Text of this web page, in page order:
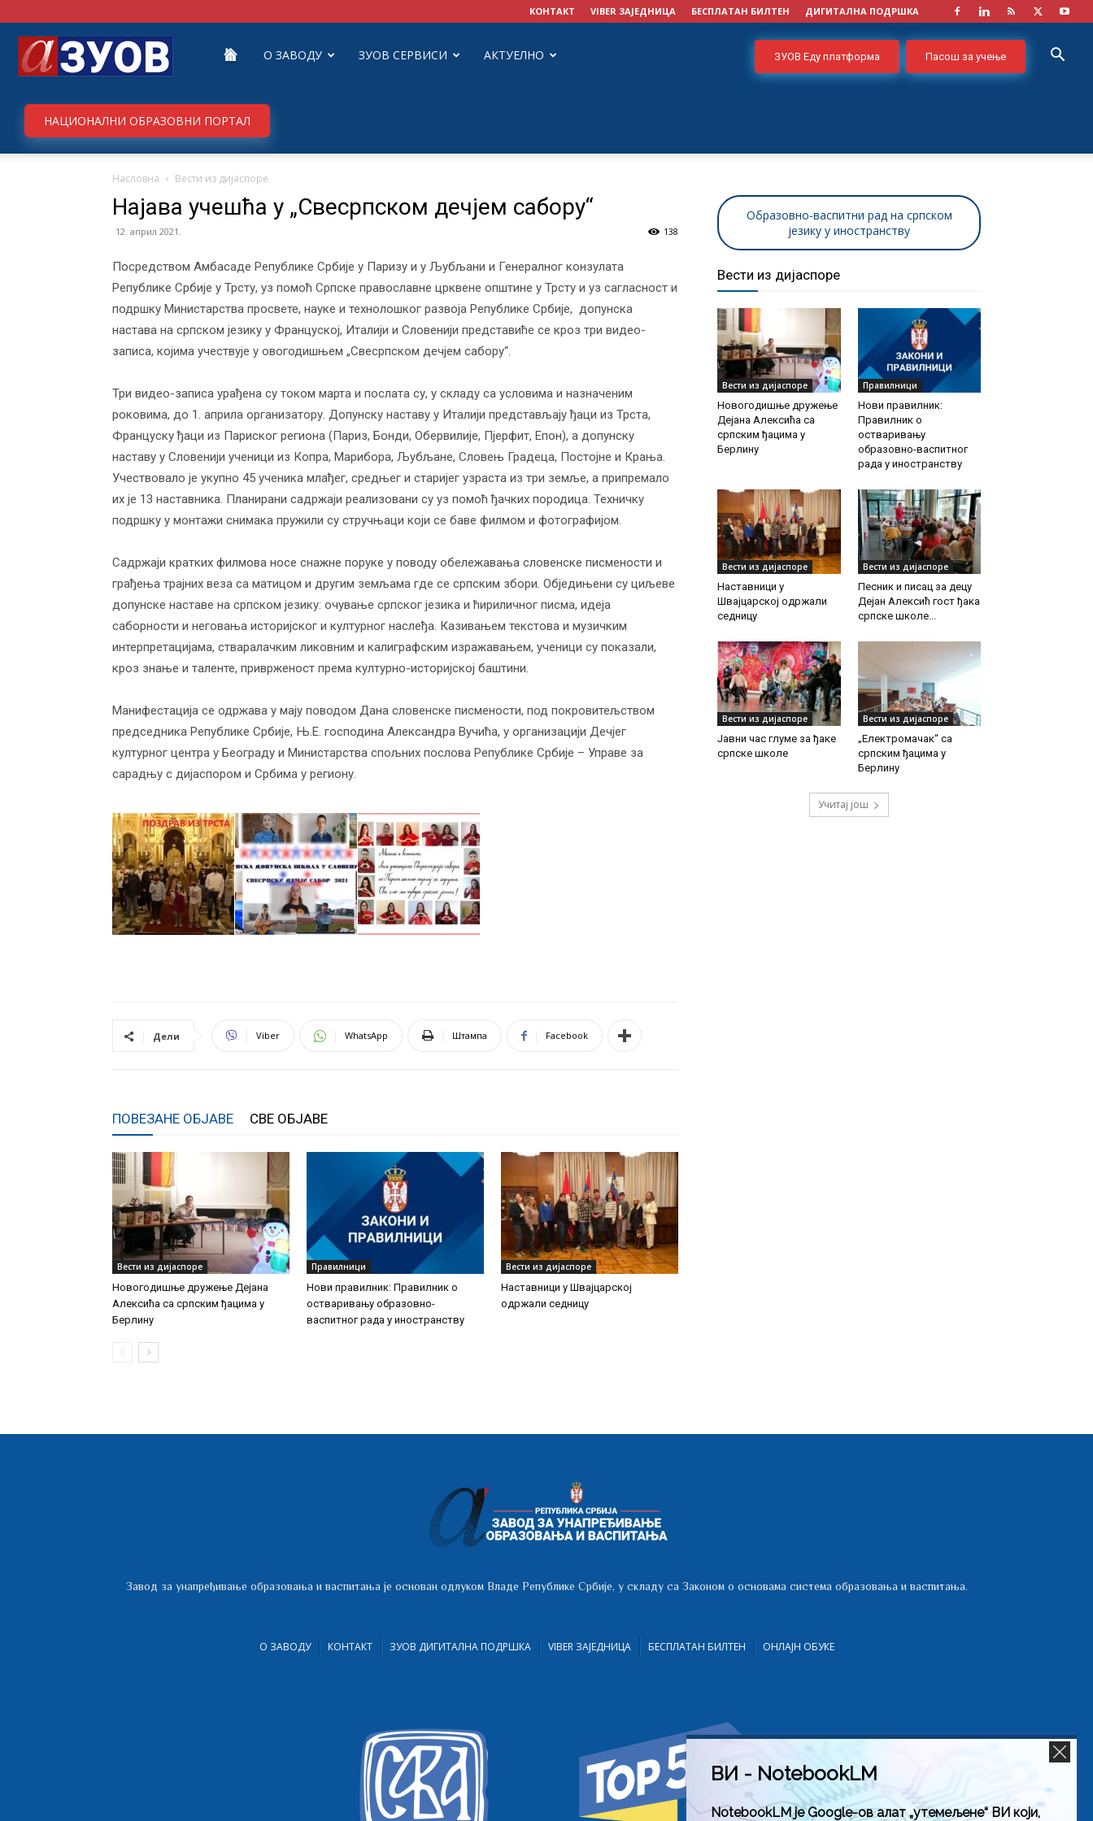
КОНТАКТ VIBER ЗАЈЕДНИЦА БЕСПЛАТАН БИЛТЕН ДИГИТАЛНА ПОДРШКА
ЗУОВ Еду платформа Пасош за учење
за
унапређивање
и
О ЗАВОДУ ЗУОВ СЕРВИСИ АКТУЕЛНО
НАЦИОНАЛНИ ОБРАЗОВНИ ПОРТАЛ
Насловна Вести из дијаспоре
Најава учешћа у „Свесрпском дечјем сабору“
12. април 2021. 138
Посредством Амбасаде Републике Србије у Паризу и у Љубљани и Генералног конзулата
Републике Србије у Трсту, уз помоћ Српске православне црквене општине у Трсту и уз сагласност и
подршку Министарства просвете, науке и технолошког развоја Републике Србије, допунска
настава на српском језику у Француској, Италији и Словенији представиће се кроз три видео-
записа, којима учествује у овогодишњем „Свесрпском дечјем сабору“.
Три видео-записа урађена су током марта и послата су, у складу са условима и назначеним
роковима, до 1. априла организатору. Допунску наставу у Италији представљају ђаци из Трста,
Француску ђаци из Париског региона (Париз, Бонди, Обервилије, Пјерфит, Епон), а допунску
наставу у Словенији ученици из Копра, Марибора, Љубљане, Словењ Градеца, Постојне и Крања.
Учествовало је укупно 45 ученика млађег, средњег и старијег узраста из три земље, а припремало
их је 13 наставника. Планирани садржаји реализовани су уз помоћ ђачких породица. Техничку
подршку у монтажи снимака пружили су стручњаци који се баве филмом и фотографијом.
Садржаји кратких филмова носе снажне поруке у поводу обележавања словенске писмености и
грађења трајних веза са матицом и другим земљама где се српским збори. Обједињени су циљеве
допунске наставе на српском језику: очување српског језика и ћириличног писма, идеја
саборности и неговања историјског и културног наслеђа. Казивањем текстова и музичким
интерпретацијама, стваралачким ликовним и калиграфским изражавањем, ученици су показали,
кроз знање и таленте, приврженост према културно-историјској баштини.
Манифестација се одржава у мају поводом Дана словенске писмености, под покровитељством
председника Републике Србије, Њ.Е. господина Александра Вучића, у организацији Дечјег
културног центра у Београду и Министарства спољних послова Републике Србије – Управе за
сарадњу с дијаспором и Србима у региону.
Дели Viber WhatsApp Штампа Facebook
ПОВЕЗАНЕ ОБЈАВЕ СВЕ ОБЈАВЕ
Вести из дијаспоре
Новогодишње дружење Дејана
Алексића са српским ђацима у
Берлину
Правилници
Нови правилник: Правилник о
остваривању образовно-
васпитног рада у иностранству
Вести из дијаспоре
Наставници у Швајцарској
одржали седницу
Образовно-васпитни рад на српском
језику у иностранству
Вести из дијаспоре
Вести из дијаспоре
Новогодишње дружење
Дејана Алексића са
српским ђацима у
Берлину
Правилници
Нови правилник:
Правилник о
остваривању
образовно-васпитног
рада у иностранству
Вести из дијаспоре
Наставници у
Швајцарској одржали
седницу
Вести из дијаспоре
Песник и писац за децу
Дејан Алексић гост ђака
српске школе...
Вести из дијаспоре
Јавни час глуме за ђаке
српске школе
Вести из дијаспоре
„Електромачак“ са
српским ђацима у
Берлину
Учитај још
Завод за унапређивање образовања и васпитања је основан одлуком Владе Републике Србије, у складу са Законом о основама система образовања и васпитања.
О ЗАВОДУ КОНТАКТ ЗУОВ ДИГИТАЛНА ПОДРШКА VIBER ЗАЈЕДНИЦА БЕСПЛАТАН БИЛТЕН ОНЛАЈН ОБУКЕ
ВИ - NotebookLM
NotebookLM је Google-ов алат „утемељене“ ВИ који,